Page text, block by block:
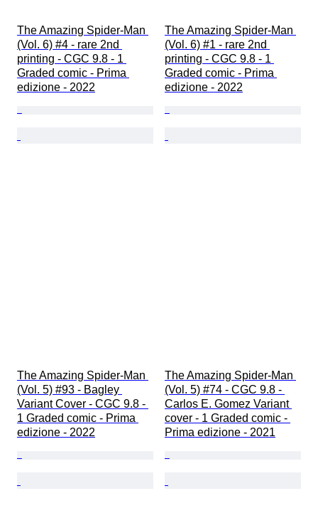
The Amazing Spider-Man
(Vol. 6) #4 - rare 2nd
printing - CGC 9.8 - 1
Graded comic - Prima
edizione - 2022
The Amazing Spider-Man
(Vol. 6) #1 - rare 2nd
printing - CGC 9.8 - 1
Graded comic - Prima
edizione - 2022
The Amazing Spider-Man
(Vol. 5) #93 - Bagley
Variant Cover - CGC 9.8 -
1 Graded comic - Prima
edizione - 2022
The Amazing Spider-Man
(Vol. 5) #74 - CGC 9.8 -
Carlos E. Gomez Variant
cover - 1 Graded comic -
Prima edizione - 2021